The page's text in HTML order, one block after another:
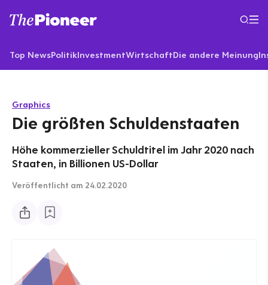
Top NewsPolitikInvestmentWirtschaftDie andere Meinung
Graphics
Die größten Schuldenstaaten
Höhe kommerzieller Schuldtitel im Jahr 2020 nach
Staaten, in Billionen US-Dollar
Veröffentlicht am 24.02.2020